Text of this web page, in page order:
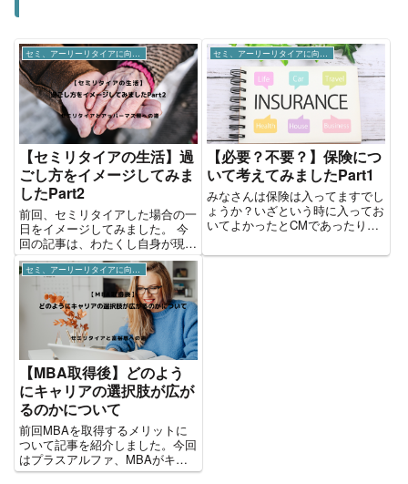
セミ、アーリーリタイアに向けて
【セミリタイアの生活】過
ごし方をイメージしてみま
したPart2
前回、セミリタイアした場合の一
日をイメージしてみました。 今
回の記事は、わたくし自身が現在
会社員であり、今後仮にセミリタ
イアした場合のリスクを考えてみ
ました。 ローンを組むこと セミ
リタイアしますと、サラリーマン
ではなくなるため社会的信用を...
セミ、アーリーリタイアに向けて
【必要？不要？】保険につ
いて考えてみましたPart1
みなさんは保険は入ってますでし
ょうか？いざという時に入ってお
いてよかったとCMであったりし
はないでしょうか。しかしなが
セミ、アーリーリタイアに向けて
【MBA取得後】どのよう
にキャリアの選択肢が広が
るのかについて
前回MBAを取得するメリットに
ついて記事を紹介しました。今回
はプラスアルファ、MBAがキャ
リアに与える影響について自分な